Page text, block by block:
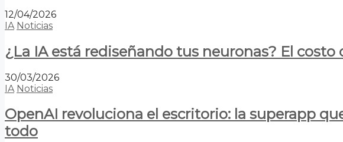
12/04/2026
IA Noticias
¿La IA está rediseñando tus neuronas? El
30/03/2026
IA Noticias
OpenAI revoluciona el escritorio: la superapp
todo